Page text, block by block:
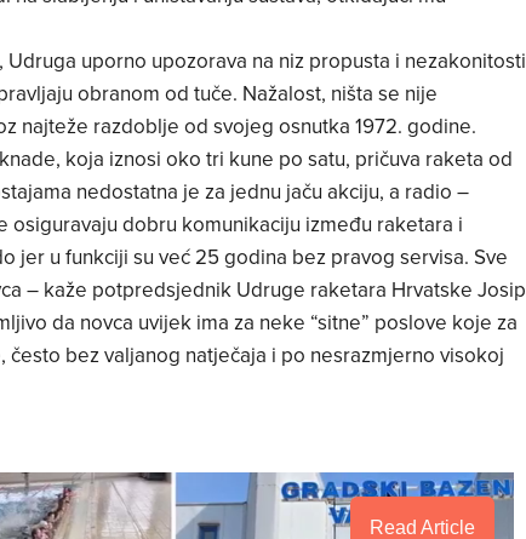
uporno upozorava na niz propusta i nezakonitosti
obranom od tuče. Nažalost, ništa se nije
najteže razdoblje od svojeg osnutka 1972. godine.
koja iznosi oko tri kune po satu, pričuva raketa od
nedostatna je za jednu jaču akciju, a radio –
osiguravaju dobru komunikaciju između raketara i
jer u funkciji su već 25 godina bez pravog servisa. Sve
– kaže potpredsjednik Udruge raketara Hrvatske Josip
da novca uvijek ima za neke “sitne” poslove koje za
često bez valjanog natječaja i po nesrazmjerno visokoj
Read Article